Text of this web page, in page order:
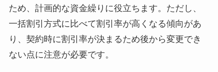
ため、計画的な資金繰りに役立ちます。ただし、
一括割引方式に比べて割引率が高くなる傾向があ
り、契約時に割引率が決まるため後から変更でき
ない点に注意が必要です。